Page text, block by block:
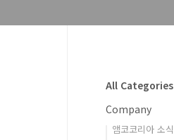
All Categories
Company
앰코코리아 소식